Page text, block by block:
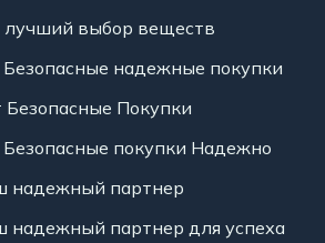
лучший выбор веществ
надежные покупки
Покупки
покупки Надежно
надежный партнер
надежный партнер для успеха